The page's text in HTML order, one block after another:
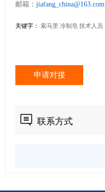
邮箱： jiafang_china@163.com
关键字： 索马里 冷制皂 技术人员
申请对接
联系方式